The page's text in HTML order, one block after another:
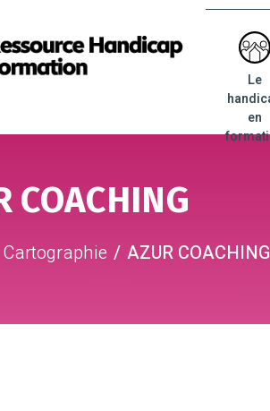
Menu
principal
Le
en
COACHING
Cartographie AZUR COACHING